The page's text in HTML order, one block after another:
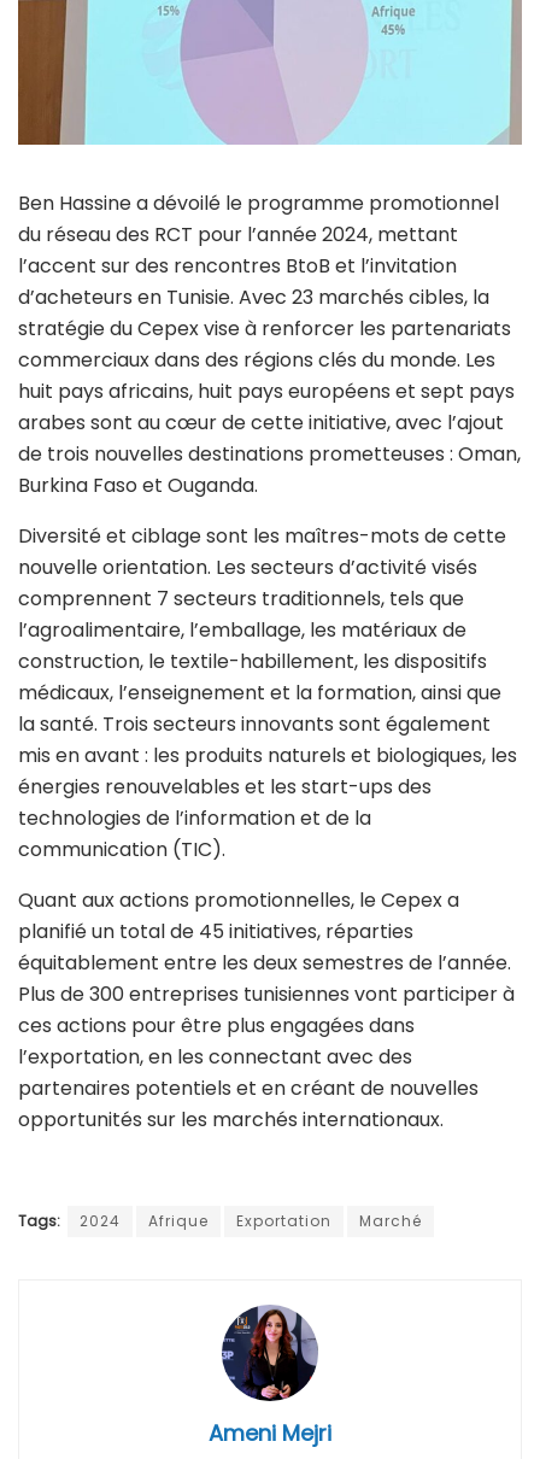
Ben Hassine a dévoilé le programme promotionnel
du réseau des RCT pour l’année 2024, mettant
l’accent sur des rencontres BtoB et l’invitation
d’acheteurs en Tunisie. Avec 23 marchés cibles, la
stratégie du Cepex vise à renforcer les partenariats
commerciaux dans des régions clés du monde. Les
huit pays africains, huit pays européens et sept pays
arabes sont au cœur de cette initiative, avec l’ajout
de trois nouvelles destinations prometteuses : Oman,
Burkina Faso et Ouganda.
Diversité et ciblage sont les maîtres-mots de cette
nouvelle orientation. Les secteurs d’activité visés
comprennent 7 secteurs traditionnels, tels que
l’agroalimentaire, l’emballage, les matériaux de
construction, le textile-habillement, les dispositifs
médicaux, l’enseignement et la formation, ainsi que
la santé. Trois secteurs innovants sont également
mis en avant : les produits naturels et biologiques, les
énergies renouvelables et les start-ups des
technologies de l’information et de la
communication (TIC).
Quant aux actions promotionnelles, le Cepex a
planifié un total de 45 initiatives, réparties
équitablement entre les deux semestres de l’année.
Plus de 300 entreprises tunisiennes vont participer à
ces actions pour être plus engagées dans
l’exportation, en les connectant avec des
partenaires potentiels et en créant de nouvelles
opportunités sur les marchés internationaux.
Tags: 2024 Afrique Exportation Marché
Ameni Mejri